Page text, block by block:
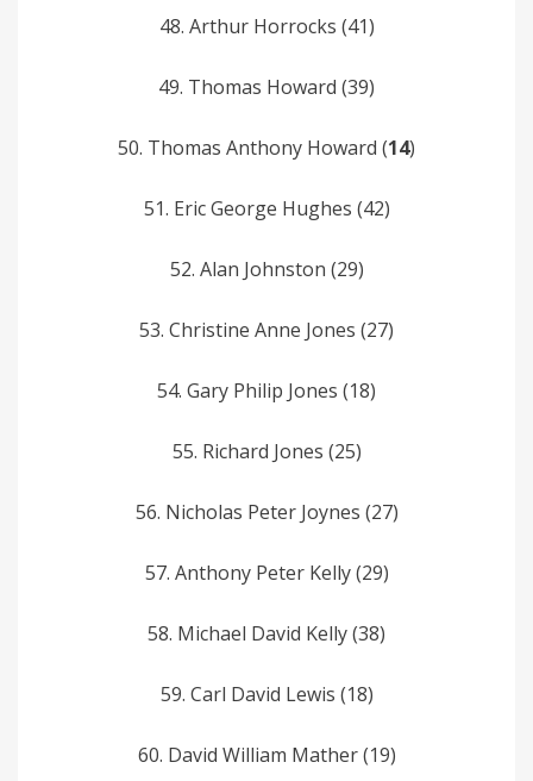
48. Arthur Horrocks (41)
49. Thomas­ Howard (39)
50. Thomas Anthony­ Howard (14)
51. Eric George­ Hughes (42)
52. Alan­ Johnston (29)
53. Christine Anne Jones (27)
54. Gary­ Philip­ Jones (18)
55. Richard­ Jones­ (25)
56. Nicholas Peter­ Joynes­ (27)
57. Anthony Peter­ Kelly­ (29)
58. Michael David­ Kelly (38)
59. Carl David Lewis (18)
60. David William Mather (19)